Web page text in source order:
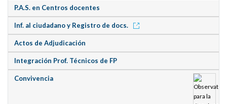
P.A.S. en Centros docentes
Inf. al ciudadano y Registro de docs.
Actos de Adjudicación
Integración Prof. Técnicos de FP
Convivencia